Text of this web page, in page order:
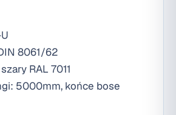
8061/62
RAL 7011
5000mm, końce bose